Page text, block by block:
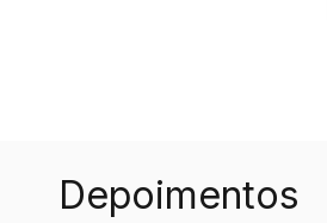
Depoimentos